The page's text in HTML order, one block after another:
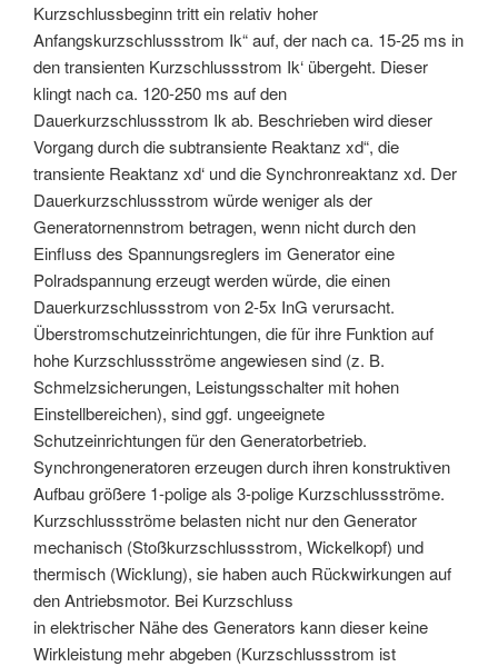
Kurzschlussbeginn tritt ein relativ hoher
Anfangskurzschlussstrom Ik“ auf, der nach ca. 15-25 ms in
den transienten Kurzschlussstrom Ik‘ übergeht. Dieser
klingt nach ca. 120-250 ms auf den
Dauerkurzschlussstrom Ik ab. Beschrieben wird dieser
Vorgang durch die subtransiente Reaktanz xd“, die
transiente Reaktanz xd‘ und die Synchronreaktanz xd. Der
Dauerkurzschlussstrom würde weniger als der
Generatornennstrom betragen, wenn nicht durch den
Einfluss des Spannungsreglers im Generator eine
Polradspannung erzeugt werden würde, die einen
Dauerkurzschlussstrom von 2-5x InG verursacht.
Überstromschutzeinrichtungen, die für ihre Funktion auf
hohe Kurzschlussströme angewiesen sind (z. B.
Schmelzsicherungen, Leistungsschalter mit hohen
Einstellbereichen), sind ggf. ungeeignete
Schutzeinrichtungen für den Generatorbetrieb.
Synchrongeneratoren erzeugen durch ihren konstruktiven
Aufbau größere 1-polige als 3-polige Kurzschlussströme.
Kurzschlussströme belasten nicht nur den Generator
mechanisch (Stoßkurzschlussstrom, Wickelkopf) und
thermisch (Wicklung), sie haben auch Rückwirkungen auf
den Antriebsmotor. Bei Kurzschluss
in elektrischer Nähe des Generators kann dieser keine
Wirkleistung mehr abgeben (Kurzschlussstrom ist